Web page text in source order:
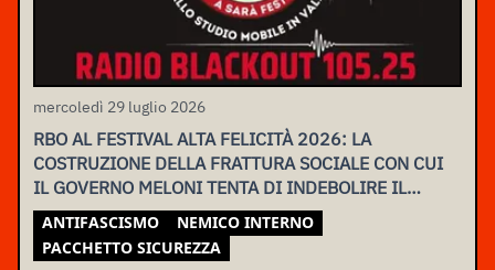
mercoledì 29 luglio 2026
RBO AL FESTIVAL ALTA FELICITÀ 2026: LA
COSTRUZIONE DELLA FRATTURA SOCIALE CON CUI
IL GOVERNO MELONI TENTA DI INDEBOLIRE IL
MOVIMENTO
ANTIFASCISMO
NEMICO INTERNO
PACCHETTO SICUREZZA